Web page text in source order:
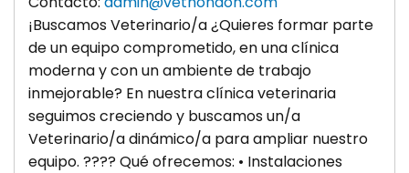
¡Buscamos Veterinario/a ¿Quieres formar parte
de un equipo comprometido, en una clínica
moderna y con un ambiente de trabajo
inmejorable? En nuestra clínica veterinaria
seguimos creciendo y buscamos un/a
Veterinario/a dinámico/a para ampliar nuestro
equipo. ???? Qué ofrecemos: • Instalaciones